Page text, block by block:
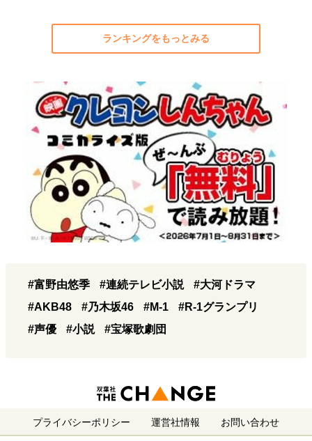
ランキングをもっとみる
#富野由悠季 #連続テレビ小説
#大河ドラマ
#AKB48
#乃木坂46 #M-1
#R-1グランプリ
#声優
#小説 #宝塚歌劇団
プライバシーポリシー 運営社情報 お問い合わせ